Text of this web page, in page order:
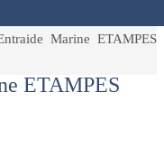
Marine ETAMPES
ETAMPES